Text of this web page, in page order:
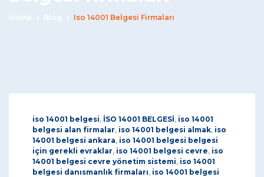
Home Blog Iso 14001 Belgesi Firmaları
iso 14001 belgesi, İSO 14001 BELGESİ, iso 14001
belgesi alan firmalar, iso 14001 belgesi almak, iso
14001 belgesi ankara, iso 14001 belgesi belgesi
için gerekli evraklar, iso 14001 belgesi cevre, iso
14001 belgesi cevre yönetim sistemi, iso 14001
belgesi danısmanlık firmaları, iso 14001 belgesi